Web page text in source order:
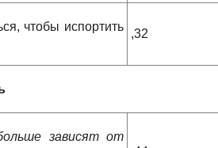
чтобы испортить
,32
зависят от